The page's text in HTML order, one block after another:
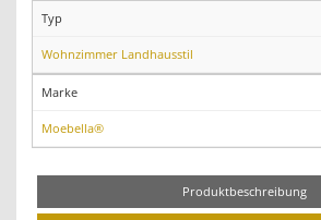
Typ
Wohnzimmer Landhausstil
Marke
Moebella®
Produktbeschreibung